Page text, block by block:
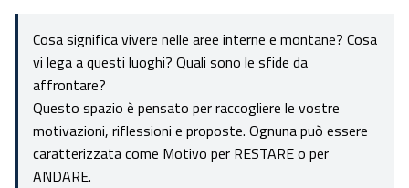
Cosa significa vivere nelle aree interne e montane? Cosa
vi lega a questi luoghi? Quali sono le sfide da
affrontare?
Questo spazio è pensato per raccogliere le vostre
motivazioni, riflessioni e proposte. Ognuna può essere
caratterizzata come Motivo per RESTARE o per
ANDARE.